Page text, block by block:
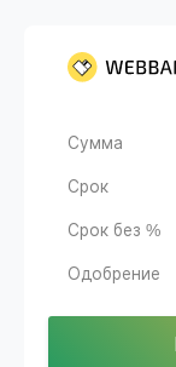
Сумма
Срок
Срок без %
Одобрение